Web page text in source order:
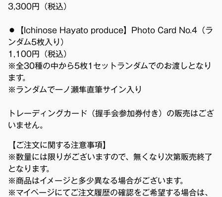
3,300円（税込）
⚫︎【Ichinose Hayato produce】Photo Card No.4（ラ
ンダム5枚入り）
1,100円（税込）
※全30種の中から5枚1セットランダムでのお渡しとなり
ます。
※ランダムで一ノ瀬隼直筆サイン入り
トレーディングカード（握手会参加券付き）の販売はござ
いません。
【ご注文に関する注意事項】
※数量には限りがございますので、無くなり次第販売終了
となります。
※商品はイメージと多少異なる場合がございます。
※マイページにてご注文履歴の確認をご希望する場合は、